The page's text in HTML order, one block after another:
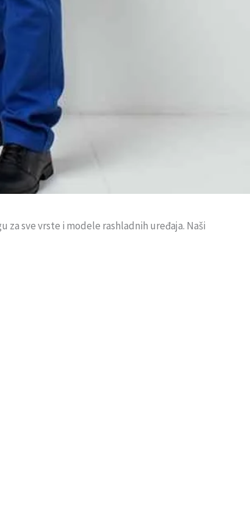
sve vrste i modele rashladnih uređaja. Naši